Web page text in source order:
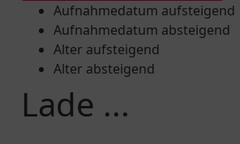
Aufnahmedatum aufsteigend
Aufnahmedatum absteigend
Alter aufsteigend
Alter absteigend
Lade ...